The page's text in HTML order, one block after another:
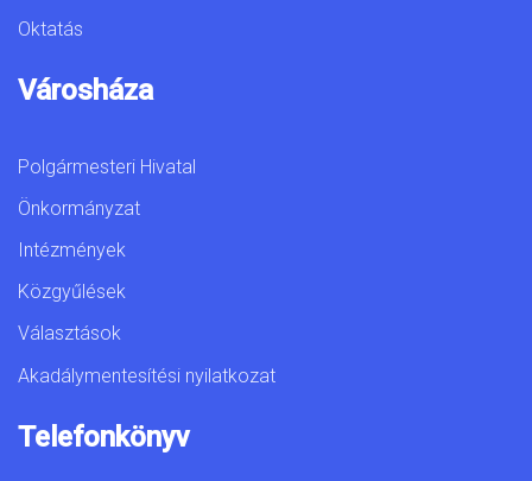
Oktatás
Városháza
Polgármesteri Hivatal
Önkormányzat
Intézmények
Közgyűlések
Választások
Akadálymentesítési nyilatkozat
Telefonkönyv